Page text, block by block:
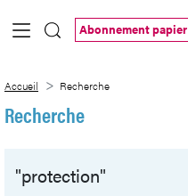
Saut au contenu principal
Abonnement papier
Accueil Recherche
Recherche